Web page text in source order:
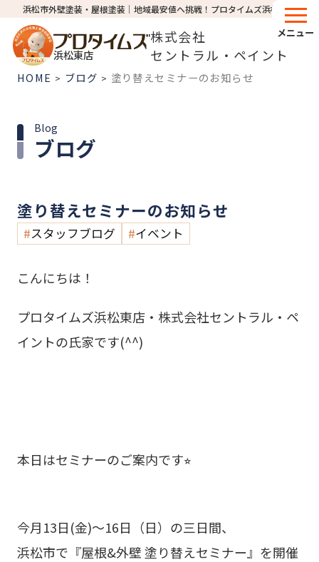
浜松市外壁塗装・屋根塗装│地域最安値へ挑戦！プロタイムズ浜松東店
浜松東店
株式会社
セントラル・ペイント
メニュー
HOME > ブログ > 塗り替えセミナーのお知らせ
ブログ
Blog
塗り替えセミナーのお知らせ
スタッフブログ イベント
こんにちは！
プロタイムズ浜松東店・株式会社セントラル・ペ
イントの氏家です(^^)
本日はセミナーのご案内です⭐︎
今月13日(金)～16日（日）の三日間、
浜松市で『屋根&外壁 塗り替えセミナー』を開催